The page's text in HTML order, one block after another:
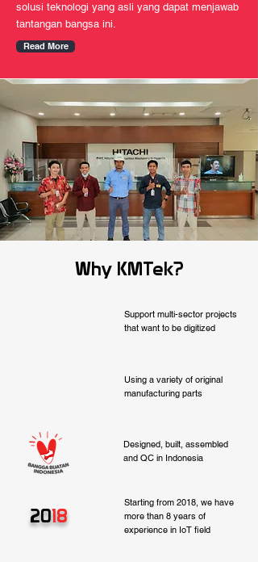
solusi teknologi yang asli yang dapat menjawab
tantangan bangsa ini.
Read More
Why KMTek?
2018
Support multi-sector projects
that want to be digitized
Using a variety of original
manufacturing parts
Designed, built, assembled
and QC in Indonesia
Starting from 2018, we have
more than 8 years of
experience in IoT field